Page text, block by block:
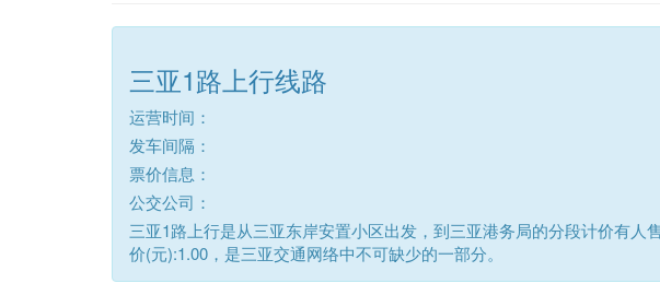
三亚1路上行线路
运营时间：
发车间隔：
票价信息：
公交公司：
三亚1路上行是从三亚东岸安置小区出发，到三亚港务局的分段计价有
价(元):1.00，是三亚交通网络中不可缺少的一部分。